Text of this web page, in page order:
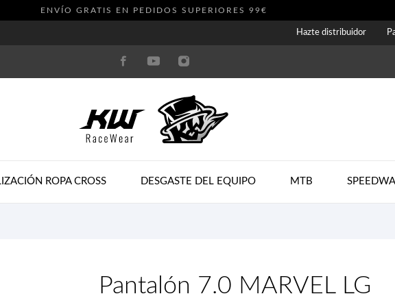
ENVÍO GRATIS EN PEDIDOS SUPERIORES 99€
Hazte distribuidor
ROPA CROSS DESGASTE DEL EQUIPO MTB
Pantalón 7.0 MARVEL LG